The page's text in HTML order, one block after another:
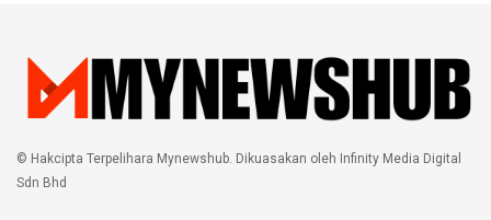
© Hakcipta Terpelihara Mynewshub. Dikuasakan oleh Infinity Media Digital
Sdn Bhd